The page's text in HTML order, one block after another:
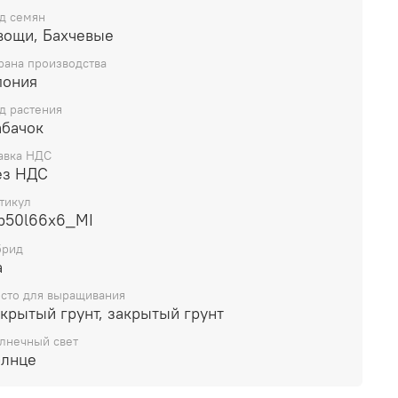
кабачков кустовых, патиссоны, кабачки
семена патиссона, цукини, набор семян,
упаковка, профессиональные
семян
Бахчевые
производства
растения
НДС
НДС
для выращивания
грунт, закрытый грунт
свет